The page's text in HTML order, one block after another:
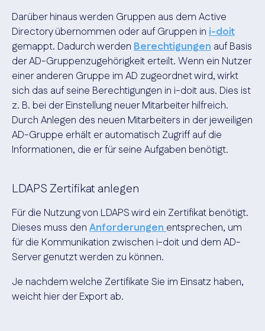
Darüber hinaus werden Gruppen aus dem Active
Directory übernommen oder auf Gruppen in i-doit
gemappt. Dadurch werden Berechtigungen auf Basis
der AD-Gruppenzugehörigkeit erteilt. Wenn ein Nutzer
einer anderen Gruppe im AD zugeordnet wird, wirkt
sich das auf seine Berechtigungen in i-doit aus. Dies ist
z. B. bei der Einstellung neuer Mitarbeiter hilfreich.
Durch Anlegen des neuen Mitarbeiters in der jeweiligen
AD-Gruppe erhält er automatisch Zugriff auf die
Informationen, die er für seine Aufgaben benötigt.
LDAPS Zertifikat anlegen
Für die Nutzung von LDAPS wird ein Zertifikat benötigt.
Dieses muss den Anforderungen entsprechen, um
für die Kommunikation zwischen i-doit und dem AD-
Server genutzt werden zu können.
Je nachdem welche Zertifikate Sie im Einsatz haben,
weicht hier der Export ab.